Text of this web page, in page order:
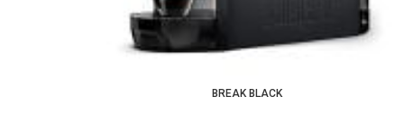
BREAK BLACK